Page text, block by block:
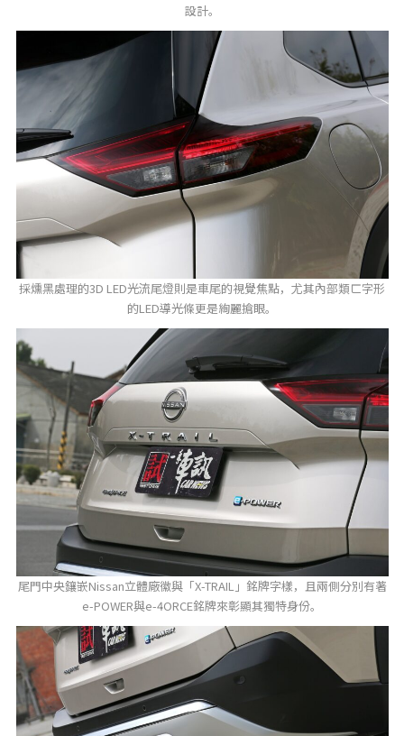
設計。
採燻黑處理的3D LED光流尾燈則是車尾的視覺焦點，尤其內部類ㄈ字形
的LED導光條更是絢麗搶眼。
尾門中央鑲嵌Nissan立體廠徽與「X-TRAIL」銘牌字樣，且兩側分別有著
e-POWER與e-4ORCE銘牌來彰顯其獨特身份。